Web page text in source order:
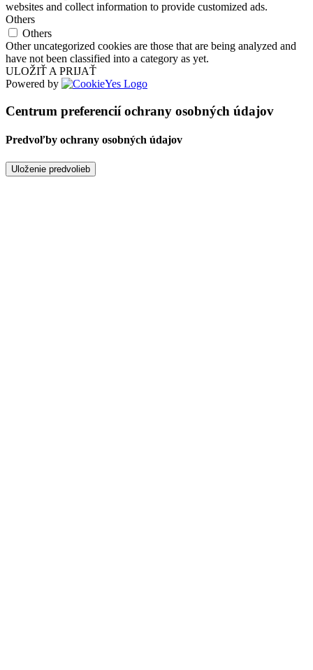
websites and collect information to provide customized ads.
Others
Others
Other uncategorized cookies are those that are being analyzed and
have not been classified into a category as yet.
ULOŽIŤ A PRIJAŤ
Powered by
Centrum preferencií ochrany osobných údajov
Predvoľby ochrany osobných údajov